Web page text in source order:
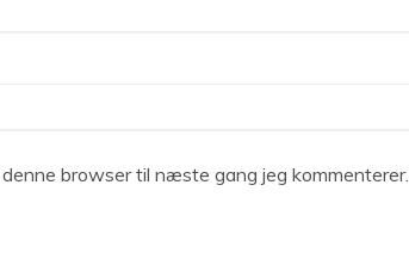
browser til næste gang jeg kommenterer.